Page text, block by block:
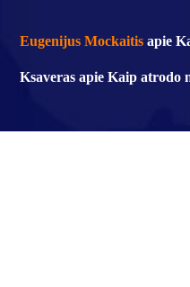
Eugenijus Mockaitis apie
Ksaveras apieKaip atrodo